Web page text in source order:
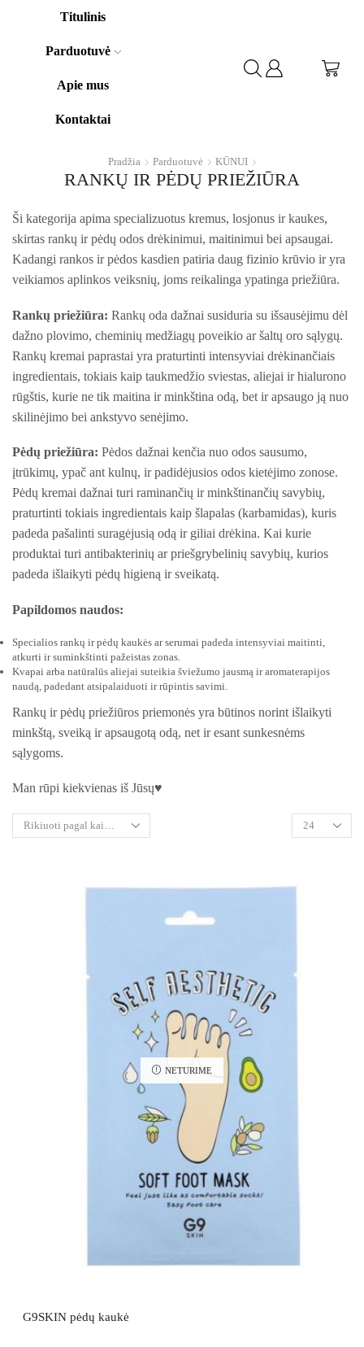
Titulinis
Parduotuvė
Apie mus
Kontaktai
Pradžia Parduotuvė KŪNUI
RANKŲ IR PĖDŲ PRIEŽIŪRA
Ši kategorija apima specializuotus kremus, losjonus ir kaukes,
skirtas rankų ir pėdų odos drėkinimui, maitinimui bei apsaugai.
Kadangi rankos ir pėdos kasdien patiria daug fizinio krūvio ir yra
veikiamos aplinkos veiksnių, joms reikalinga ypatinga priežiūra.
Rankų priežiūra: Rankų oda dažnai susiduria su išsausėjimu dėl
dažno plovimo, cheminių medžiagų poveikio ar šaltų oro sąlygų.
Rankų kremai paprastai yra praturtinti intensyviai drėkinančiais
ingredientais, tokiais kaip taukmedžio sviestas, aliejai ir hialurono
rūgštis, kurie ne tik maitina ir minkština odą, bet ir apsaugo ją nuo
skilinėjimo bei ankstyvo senėjimo.
Pėdų priežiūra: Pėdos dažnai kenčia nuo odos sausumo,
įtrūkimų, ypač ant kulnų, ir padidėjusios odos kietėjimo zonose.
Pėdų kremai dažnai turi raminančių ir minkštinančių savybių,
praturtinti tokiais ingredientais kaip šlapalas (karbamidas), kuris
padeda pašalinti suragėjusią odą ir giliai drėkina. Kai kurie
produktai turi antibakterinių ar priešgrybelinių savybių, kurios
padeda išlaikyti pėdų higieną ir sveikatą.
Papildomos naudos:
Specialios rankų ir pėdų kaukės ar serumai padeda intensyviai maitinti,
atkurti ir suminkštinti pažeistas zonas.
Kvapai arba natūralūs aliejai suteikia šviežumo jausmą ir aromaterapijos
naudą, padedant atsipalaiduoti ir rūpintis savimi.
Rankų ir pėdų priežiūros priemonės yra būtinos norint išlaikyti
minkštą, sveiką ir apsaugotą odą, net ir esant sunkesnėms
sąlygoms.
Man rūpi kiekvienas iš Jūsų♥︎
NETURIME
G9SKIN pėdų kaukė